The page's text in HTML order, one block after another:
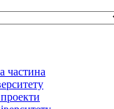
частина